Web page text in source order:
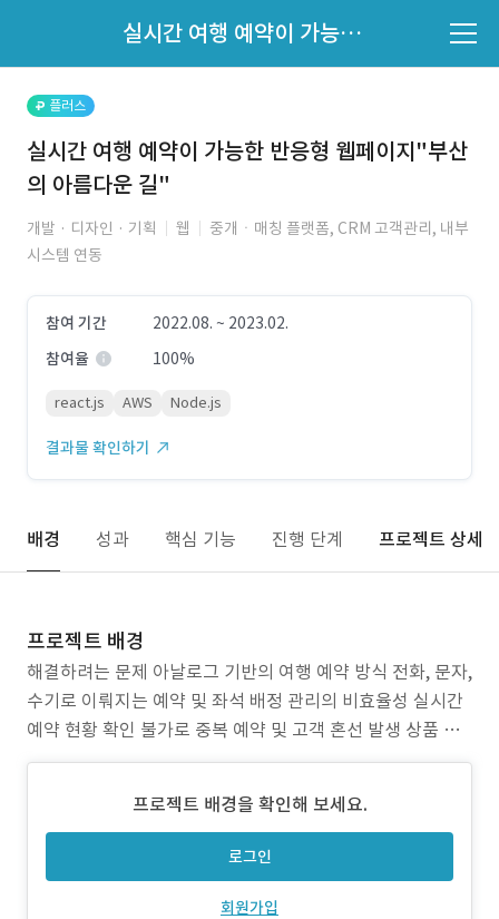
실시간 여행 예약이 가능한 반응형 웹페이지"부산의 아름다운 길"
지원자 목록 바로가기
플러스
실시간 여행 예약이 가능한 반응형 웹페이지"부산
의 아름다운 길"
개발 · 디자인 · 기획 웹
중개ㆍ매칭 플랫폼, CRM 고객관리, 내부
시스템 연동
참여 기간
2022.08. ~ 2023.02.
참여율
100%
react.js AWS Node.js
결과물 확인하기
배경 성과 핵심 기능 진행 단계 프로젝트 상세
프로젝트 배경
해결하려는 문제 아날로그 기반의 여행 예약 방식 전화, 문자,
수기로 이뤄지는 예약 및 좌석 배정 관리의 비효율성 실시간
예약 현황 확인 불가로 중복 예약 및 고객 혼선 발생 상품 다
양성 대비 예약 시스템의 한계 트래킹, 테마여행, 계절상품 등
능 부재 고객이 선호하는 좌석을 선택하지 못하고, 임의 배정
프로젝트 배경을 확인해 보세요.
로그인
회원가입